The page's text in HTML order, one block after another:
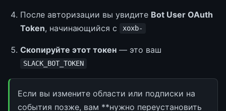
После авторизации вы увидите Bot User OAuth
Token, начинающийся с xoxb-
Скопируйте этот токен — это ваш
SLACK_BOT_TOKEN
Если вы измените области или подписки на
события позже, вам **нужно переустановить